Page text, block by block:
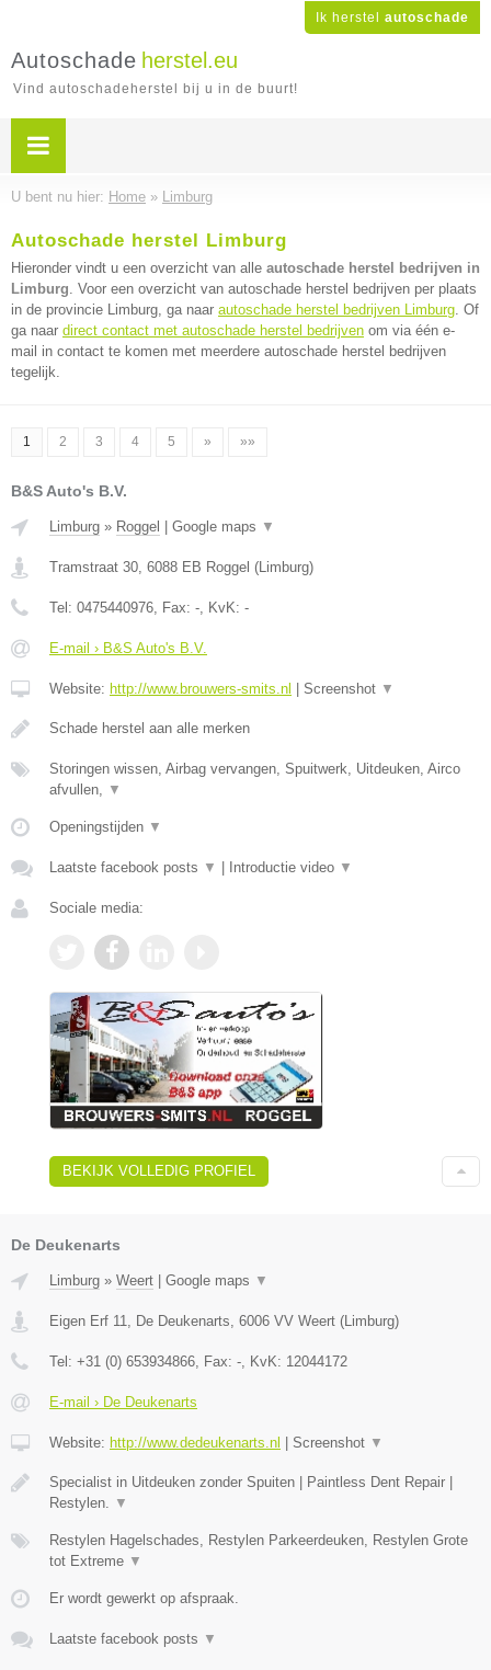
Ik herstel autoschade
Autoschade herstel.eu
Vind autoschadeherstel bij u in de buurt!
U bent nu hier: Home » Limburg
Autoschade herstel Limburg
Hieronder vindt u een overzicht van alle autoschade herstel bedrijven in
Limburg. Voor een overzicht van autoschade herstel bedrijven per plaats
in de provincie Limburg, ga naar autoschade herstel bedrijven Limburg. Of
ga naar direct contact met autoschade herstel bedrijven om via één e-
mail in contact te komen met meerdere autoschade herstel bedrijven
tegelijk.
1 2 3 4 5 » »»
B&S Auto's B.V.
Limburg » Roggel Google maps ▼
Tramstraat 30, 6088 EB Roggel (Limburg)
Tel: 0475440976, Fax: -, KvK: -
E-mail › B&S Auto's B.V.
Website: http://www.brouwers-smits.nl Screenshot ▼
Schade herstel aan alle merken
Storingen wissen, Airbag vervangen, Spuitwerk, Uitdeuken, Airco
afvullen, ▼
Openingstijden ▼
Laatste facebook posts ▼ Introductie video ▼
Sociale media:
BEKIJK VOLLEDIG PROFIEL
De Deukenarts
Limburg » Weert Google maps ▼
Eigen Erf 11, De Deukenarts, 6006 VV Weert (Limburg)
Tel: +31 (0) 653934866, Fax: -, KvK: 12044172
E-mail › De Deukenarts
Website: http://www.dedeukenarts.nl Screenshot ▼
Specialist in Uitdeuken zonder Spuiten | Paintless Dent Repair |
Restylen. ▼
Restylen Hagelschades, Restylen Parkeerdeuken, Restylen Grote
tot Extreme ▼
Er wordt gewerkt op afspraak.
Laatste facebook posts ▼